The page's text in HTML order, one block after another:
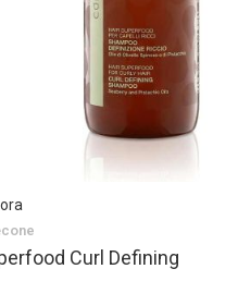
Curl Defining